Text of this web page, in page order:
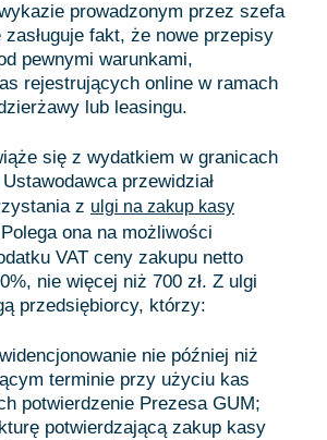
prowadzonym przez szefa
zasługuje fakt, że nowe przepisy
pewnymi warunkami,
rejestrujących online w ramach
lub leasingu.
się z wydatkiem w granicach
przewidział
z ulgi na zakup kasy
ona na możliwości
VAT ceny zakupu netto
nie więcej niż 700 zł. Z ulgi
przedsiębiorcy, którzy:
nie później niż
terminie przy użyciu kas
potwierdzenie Prezesa GUM;
potwierdzającą zakup kasy